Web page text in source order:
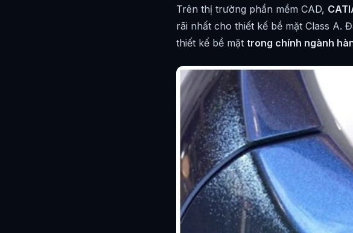
Trên thị trường phần mềm CAD,
rãi nhất cho thiết kế bề mặt Class A.
thiết kế bề mặt trong chính ngành